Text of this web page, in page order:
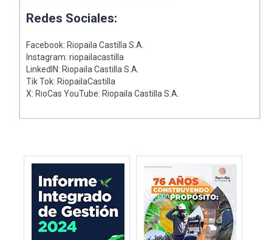
Redes Sociales:
Facebook: Riopaila Castilla S.A.
Instagram: riopailacastilla
LinkedIN: Riopaila Castilla S.A.
Tik Tok: RiopailaCastilla
X: RioCas YouTube: Riopaila Castilla S.A.